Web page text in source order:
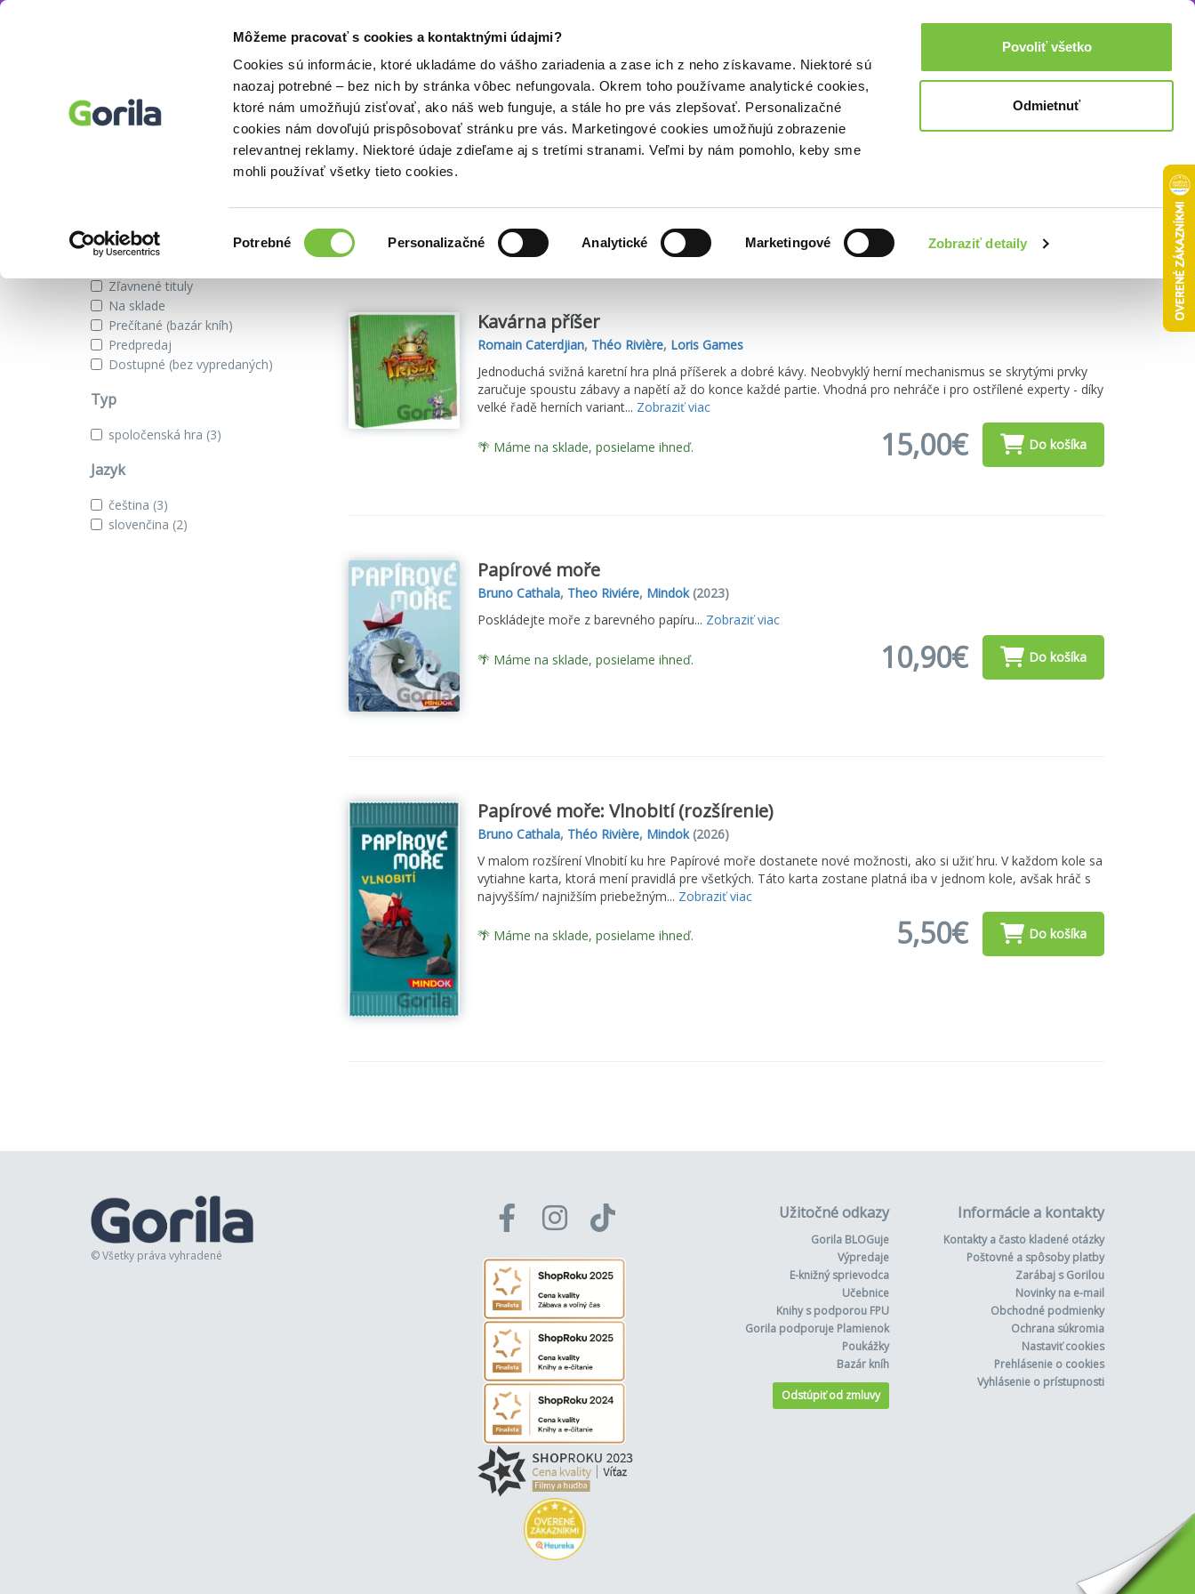
Môžeme pracovať s cookies a kontaktnými údajmi?
Cookies sú informácie, ktoré ukladáme do vášho zariadenia a zase ich z neho získavame. Niektoré sú
naozaj potrebné – bez nich by stránka vôbec nefungovala. Okrem toho používame analytické cookies,
ktoré nám umožňujú zisťovať, ako náš web funguje, a stále ho pre vás zlepšovať. Personalizačné
cookies nám dovoľujú prispôsobovať stránku pre vás. Marketingové cookies umožňujú zobrazenie
relevantnej reklamy. Niektoré údaje zdieľame aj s tretími stranami. Veľmi by nám pomohlo, keby sme
mohli používať všetky tieto cookies.
súhlasu
Potrebné Personalizačné Analytické Marketingové Zobraziť detaily
Povoliť všetko
Odmietnuť
Doplnky Prihlásenie 0,00€
Théo Rivière Akcie a zľavy
Knihy autora Théo Rivière
Zobraziť iba
Zľavnené tituly
Na sklade
Prečítané (bazár kníh)
Predpredaj
Dostupné (bez vypredaných)
Typ
spoločenská hra (3)
Jazyk
čeština (3)
slovenčina (2)
Našli sme Zoradiť podľa:
Kavárna příšer
Romain Caterdjian, Théo Rivière, Loris Games
Jednoduchá svižná karetní hra plná příšerek a dobré kávy. Neobvyklý herní mechanismus se skrytými prvky
zaručuje spoustu zábavy a napětí až do konce každé partie. Vhodná pro nehráče i pro ostřílené experty - díky
velké řadě herních variant... Zobraziť viac
🌴 Máme na sklade, posielame ihneď. 15,00€ Do košíka
Papírové moře
Bruno Cathala, Theo Riviére, Mindok(2023)
Poskládejte moře z barevného papíru... Zobraziť viac
🌴 Máme na sklade, posielame ihneď. 10,90€ Do košíka
Papírové moře: Vlnobití (rozšírenie)
Bruno Cathala, Théo Rivière, Mindok(2026)
V malom rozšírení Vlnobití ku hre Papírové moře dostanete nové možnosti, ako si užiť hru. V každom kole sa
vytiahne karta, ktorá mení pravidlá pre všetkých. Táto karta zostane platná iba v jednom kole, avšak hráč s
najvyšším/ najnižším priebežným... Zobraziť viac
🌴 Máme na sklade, posielame ihneď. 5,50€ Do košíka
© Všetky práva vyhradené
Užitočné odkazy
Gorila BLOGuje
Výpredaje
E-knižný sprievodca
Učebnice
Knihy s podporou FPU
Gorila podporuje Plamienok
Poukážky
Bazár kníh
Odstúpiť od zmluvy
Informácie a kontakty
Kontakty a často kladené otázky
Poštovné a spôsoby platby
Zarábaj s Gorilou
Novinky na e-mail
Obchodné podmienky
Ochrana súkromia
Nastaviť cookies
Prehlásenie o cookies
Vyhlásenie o prístupnosti